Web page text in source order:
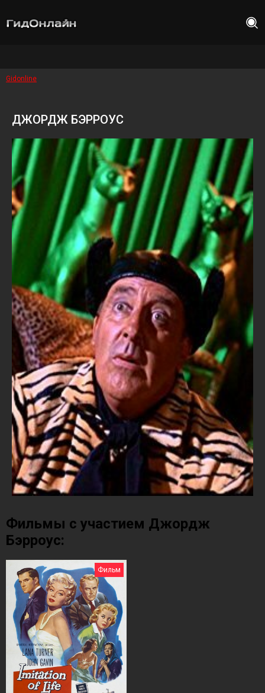
Gidonline
ДЖОРДЖ БЭРРОУС
Фильмы с участием Джордж
Бэрроус:
Фильм